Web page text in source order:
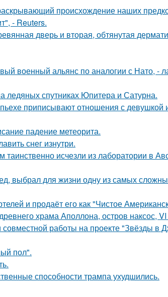
происхождение наших
- Reuters.
дверь и вторая, обтянутая
военный альянс по аналогии с Нато, -
ледяных спутниках Юпитера и Сатурна.
приписывают отношения с девушкой
падение метеорита.
снег изнутри.
исчезли из лаборатории в
выбрал для жизни одну из самых
и продаёт его как "Чистое
храма Аполлона, остров наксос, VI
работы на проекте "Звёзды в
пол".
способности трампа ухудшились.